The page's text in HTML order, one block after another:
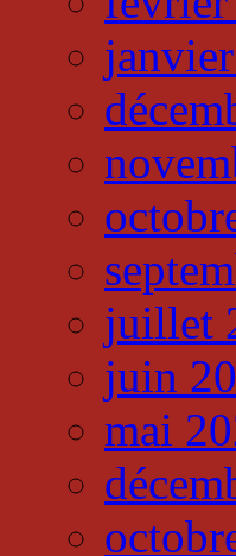
juillet
juin
mai